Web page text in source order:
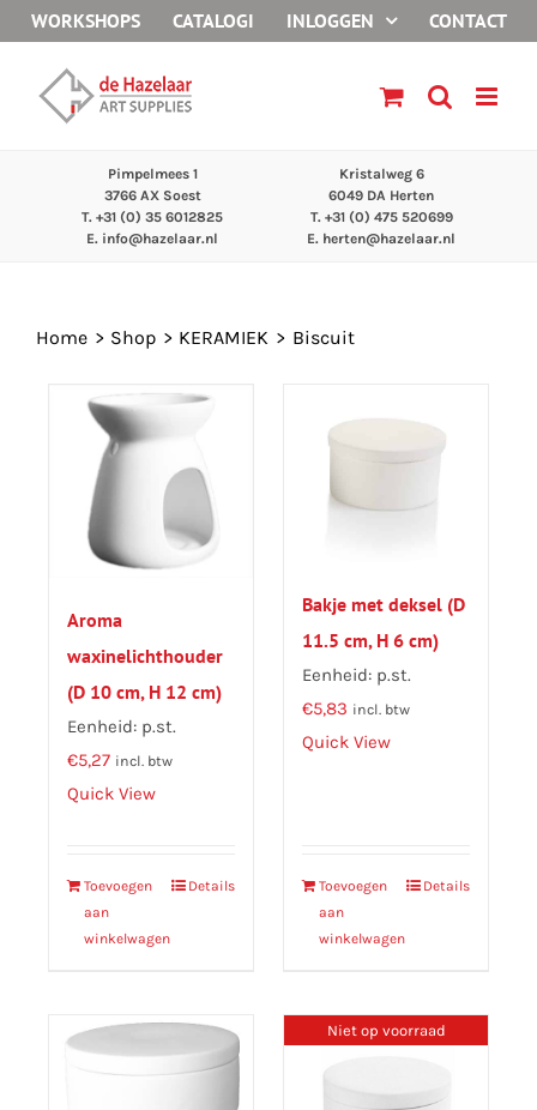
naar
inhoud
WORKSHOPS CATALOGI INLOGGEN CONTACT
Pimpelmees 1
3766 AX Soest
T. +31 (0) 35 6012825
E. info@hazelaar.nl
Kristalweg 6
6049 DA Herten
T. +31 (0) 475 520699
E. herten@hazelaar.nl
Home Shop KERAMIEK Biscuit
Aroma
waxinelichthouder
(D 10 cm, H 12 cm)
Eenheid: p.st.
€5,27 incl. btw
Quick View
Toevoegen
aan
winkelwagen
Details
Bakje met deksel (D
11.5 cm, H 6 cm)
Eenheid: p.st.
€5,83 incl. btw
Quick View
Toevoegen
aan
winkelwagen
Details
Niet op voorraad